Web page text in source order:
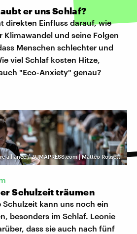
er uns Schlaf?
direkten Einfluss darauf, wie
Klimawandel und seine Folgen
Menschen schlechter und
viel Schlaf kosten Hitze,
"Eco-Anxiety" genau?
alliance / ZUMAPRESS.com | Matteo Rossetti
Schulzeit träumen
Schulzeit kann uns noch ein
besonders im Schlaf. Leonie
dass sie auch nach fünf